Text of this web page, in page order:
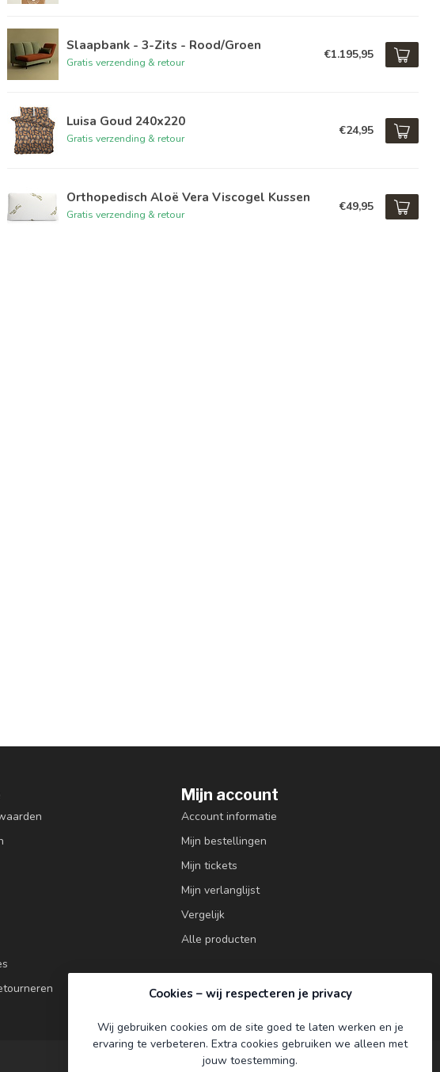
Slaapbank - 3-Zits - Rood/Groen
Gratis verzending & retour
€1.195,95
Luisa Goud 240x220
Gratis verzending & retour
€24,95
Orthopedisch Aloë Vera Viscogel Kussen
Gratis verzending & retour
€49,95
Mijn account
Account informatie
Mijn bestellingen
Mijn tickets
Mijn verlanglijst
Vergelijk
Alle producten
Cookies – wij respecteren je privacy
Wij gebruiken cookies om de site goed te laten werken en je
ervaring te verbeteren. Extra cookies gebruiken we alleen met
jouw toestemming.